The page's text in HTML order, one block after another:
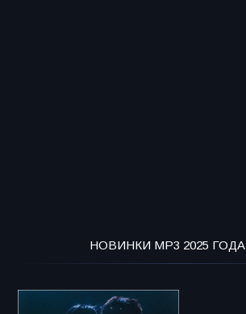
НОВИНКИ MP3 2025 ГОДА